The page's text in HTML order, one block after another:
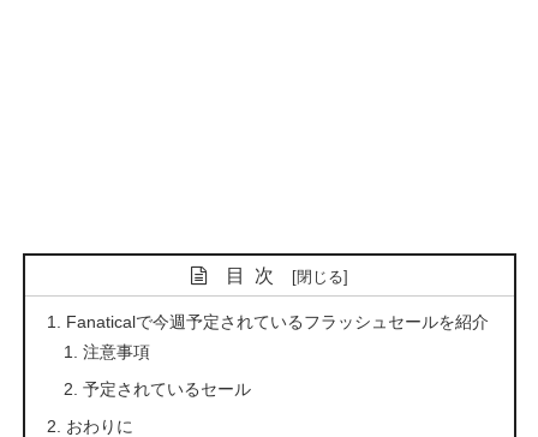
目次
Fanaticalで今週予定されているフラッシュセールを紹介
注意事項
予定されているセール
おわりに